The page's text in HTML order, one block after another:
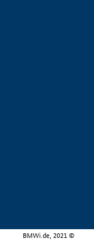
BMWi.de, 2021 ©